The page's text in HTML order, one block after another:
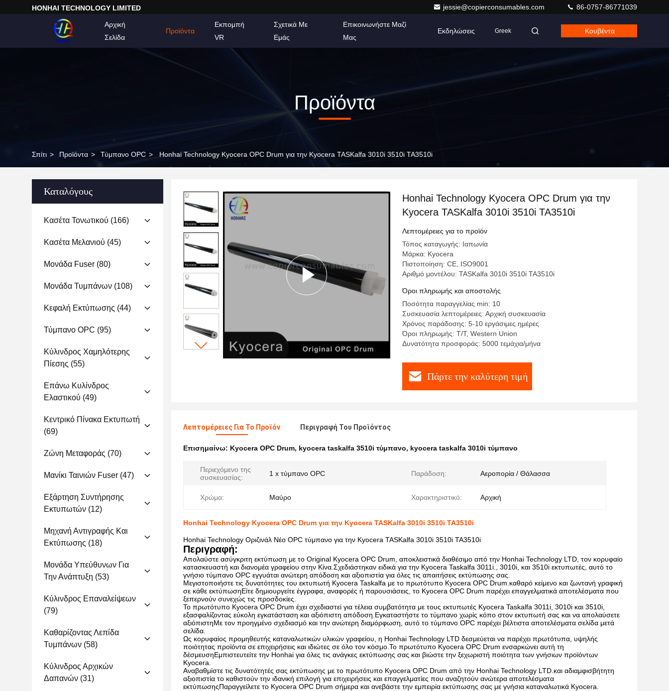
HONHAI TECHNOLOGY LIMITED jessie@copierconsumables.com 86-0757-86771039
Αρχική
Σελίδα
Προϊόντα
Εκπομπή
VR
Σχετικά Με
Εμάς
Επικοινωνήστε Μαζί
Μας
Εκδηλώσεις Greek Κουβέντα
Προϊόντα
Σπίτι > Προϊόντα > Τύμπανο OPC > Honhai Technology Kyocera OPC Drum για την Kyocera TASKalfa 3010i 3510i TA3510i
Καταλόγους
Κασέτα Τονωτικού (166)
Κασέτα Μελανιού (45)
Μονάδα Fuser (80)
Μονάδα Τυμπάνων (108)
Κεφαλή Εκτύπωσης (44)
Τύμπανο OPC (95)
Κύλινδρος Χαμηλότερης
Πίεσης (55)
Επάνω Κυλίνδρος
Ελαστικού (49)
Κεντρικό Πίνακα Εκτυπωτή
(69)
Ζώνη Μεταφοράς (70)
Μανίκι Ταινιών Fuser (47)
Εξάρτηση Συντήρησης
Εκτυπωτών (12)
Μηχανή Αντιγραφής Και
Εκτύπωσης (18)
Μονάδα Υπεύθυνων Για
Την Ανάπτυξη (53)
Κύλινδρος Επαναλείψεων
(79)
Καθαρίζοντας Λεπίδα
Τυμπάνων (58)
Κύλινδρος Αρχικών
Δαπανών (31)
Honhai Technology Kyocera OPC Drum για την
Kyocera TASKalfa 3010i 3510i TA3510i
Λεπτομέρειες για το προϊόν
Τόπος καταγωγής: Ιαπωνία
Μάρκα: Kyocera
Πιστοποίηση: CE, ISO9001
Αριθμό μοντέλου: TASKalfa 3010i 3510i TA3510i
Όροι πληρωμής και αποστολής
Ποσότητα παραγγελίας min: 10
Συσκευασία λεπτομέρειες: Αρχική συσκευασία
Χρόνος παράδοσης: 5-10 εργάσιμες ημέρες
Όροι πληρωμής: T/T, Western Union
Δυνατότητα προσφοράς: 5000 τεμάχια/μήνα
Πάρτε την καλύτερη τιμή
Λεπτομέρειες Για Το Προϊόν Περιγραφή Του Προϊόντος
Επισημαίνω: Kyocera OPC Drum, kyocera taskalfa 3510i τύμπανο, kyocera taskalfa 3010i τύμπανο
Περιεχόμενο της
συσκευασίας:
1 x τύμπανο OPC Παράδοση: Αεροπορία / Θάλασσα
Χρώμα: Μαύρο Χαρακτηριστικό: Αρχική
Honhai Technology Kyocera OPC Drum για την Kyocera TASKalfa 3010i 3510i TA3510i
Honhai Technology Οριζινάλ Νέο OPC τύμπανο για την Kyocera TASKalfa 3010i 3510i TA3510i
Περιγραφή:
Απολαύστε ασύγκριτη εκτύπωση με το Original Kyocera OPC Drum, αποκλειστικά διαθέσιμο από την Honhai Technology LTD, τον κορυφαίο
κατασκευαστή και διανομέα γραφείου στην Κίνα.Σχεδιάστηκαν ειδικά για την Kyocera Taskalfa 3011i., 3010i, και 3510i εκτυπωτές, αυτό το
γνήσιο τύμπανο OPC εγγυάται ανώτερη απόδοση και αξιοπιστία για όλες τις απαιτήσεις εκτύπωσης σας.
Μεγιστοποιήστε τις δυνατότητες του εκτυπωτή Kyocera Taskalfa με το πρωτότυπο Kyocera OPC Drum.καθαρό κείμενο και ζωντανή γραφική
σε κάθε εκτύπωσηΕίτε δημιουργείτε έγγραφα, αναφορές ή παρουσιάσεις, το Kyocera OPC Drum παρέχει επαγγελματικά αποτελέσματα που
ξεπερνούν συνεχώς τις προσδοκίες.
Το πρωτότυπο Kyocera OPC Drum έχει σχεδιαστεί για τέλεια συμβατότητα με τους εκτυπωτές Kyocera Taskalfa 3011i, 3010i και 3510i,
εξασφαλίζοντας εύκολη εγκατάσταση και αξιόπιστη απόδοση.Εγκαταστήστε το τύμπανο χωρίς κόπο στον εκτυπωτή σας και να απολαύσετε
αξιόπιστηΜε τον προηγμένο σχεδιασμό και την ανώτερη διαμόρφωση, αυτό το τύμπανο OPC παρέχει βέλτιστα αποτελέσματα σελίδα μετά
σελίδα.
Ως κορυφαίος προμηθευτής καταναλωτικών υλικών γραφείου, η Honhai Technology LTD δεσμεύεται να παρέχει πρωτότυπα, υψηλής
ποιότητας προϊόντα σε επιχειρήσεις και ιδιώτες σε όλο τον κόσμο.Το πρωτότυπο Kyocera OPC Drum ενσαρκώνει αυτή τη
δέσμευσηΕμπιστευτείτε την Honhai για όλες τις ανάγκες εκτύπωσης σας και βιώστε την ξεχωριστή ποιότητα των γνήσιων προϊόντων
Kyocera.
Αναβαθμίστε τις δυνατότητές σας εκτύπωσης με το πρωτότυπο Kyocera OPC Drum από την Honhai Technology LTD.και αδιαμφισβήτητη
αξιοπιστία το καθιστούν την ιδανική επιλογή για επιχειρήσεις και επαγγελματίες που αναζητούν ανώτερα αποτελέσματα
εκτύπωσηςΠαραγγείλετε το Kyocera OPC Drum σήμερα και ανεβάστε την εμπειρία εκτύπωσης σας με γνήσια καταναλωτικά Kyocera.